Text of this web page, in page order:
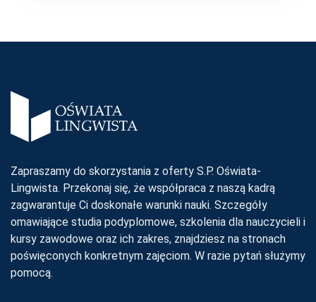
Zapraszamy do skorzystania z oferty S.P. Oświata-
Lingwista. Przekonaj się, że współpraca z naszą kadrą
zagwarantuje Ci doskonałe warunki nauki. Szczegóły
omawiające studia podyplomowe, szkolenia dla nauczycieli i
kursy zawodowe oraz ich zakres, znajdziesz na stronach
poświęconych konkretnym zajęciom. W razie pytań służymy
pomocą.